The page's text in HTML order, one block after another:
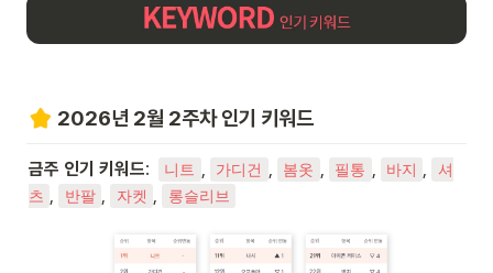
2026년 2월 2주차 인기 키워드
금주 인기 키워드: 니트 , 가디건 , 봄옷 , 필통 , 바지 ,
셔
츠 , 반팔 , 자켓 , 롱슬리브